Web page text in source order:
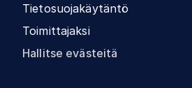
Tietosuojakäytäntö
Toimittajaksi
Hallitse evästeitä